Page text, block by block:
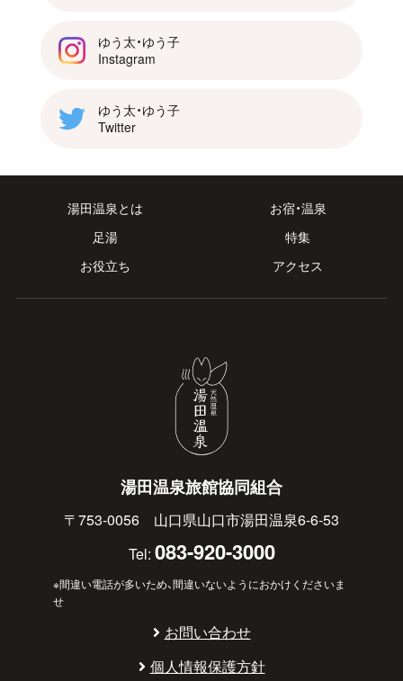
ゆう太・ゆう子
Instagram
ゆう太・ゆう子
Twitter
湯田温泉とは
お宿・温泉
足湯
特集
お役立ち
アクセス
湯田温泉旅館協同組合
〒753-0056 山口県山口市湯田温泉6-6-53
Tel: 083-920-3000
※間違い電話が多いため、間違いないようにおかけくださいま
せ
お問い合わせ
個人情報保護方針